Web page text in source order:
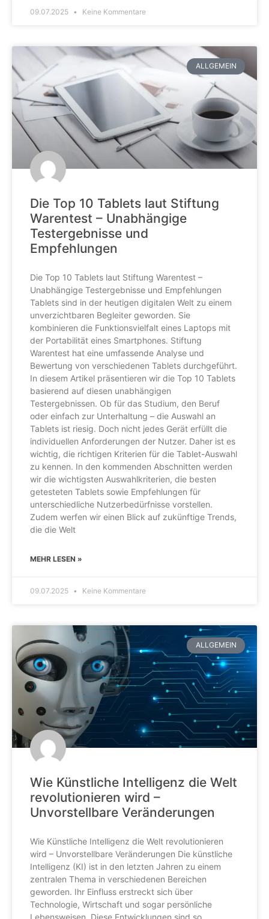
09.07.2025 Keine Kommentare
ALLGEMEIN
Die Top 10 Tablets laut Stiftung
Warentest – Unabhängige
Testergebnisse und
Empfehlungen
Die Top 10 Tablets laut Stiftung Warentest –
Unabhängige Testergebnisse und Empfehlungen
Tablets sind in der heutigen digitalen Welt zu einem
unverzichtbaren Begleiter geworden. Sie
kombinieren die Funktionsvielfalt eines Laptops mit
der Portabilität eines Smartphones. Stiftung
Warentest hat eine umfassende Analyse und
Bewertung von verschiedenen Tablets durchgeführt.
In diesem Artikel präsentieren wir die Top 10 Tablets
basierend auf diesen unabhängigen
Testergebnissen. Ob für das Studium, den Beruf
oder einfach zur Unterhaltung – die Auswahl an
Tablets ist riesig. Doch nicht jedes Gerät erfüllt die
individuellen Anforderungen der Nutzer. Daher ist es
wichtig, die richtigen Kriterien für die Tablet-Auswahl
zu kennen. In den kommenden Abschnitten werden
wir die wichtigsten Auswahlkriterien, die besten
getesteten Tablets sowie Empfehlungen für
unterschiedliche Nutzerbedürfnisse vorstellen.
Zudem werfen wir einen Blick auf zukünftige Trends,
die die Welt
MEHR LESEN »
09.07.2025 Keine Kommentare
ALLGEMEIN
Wie Künstliche Intelligenz die Welt
revolutionieren wird –
Unvorstellbare Veränderungen
Wie Künstliche Intelligenz die Welt revolutionieren
wird – Unvorstellbare Veränderungen Die künstliche
Intelligenz (KI) ist in den letzten Jahren zu einem
zentralen Thema in verschiedenen Bereichen
geworden. Ihr Einfluss erstreckt sich über
Technologie, Wirtschaft und sogar persönliche